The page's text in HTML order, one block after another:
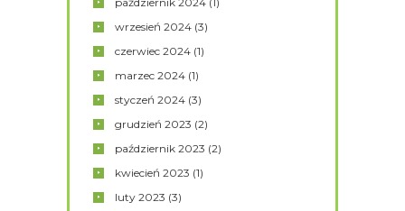
wrzesień2024 (3)
czerwiec2024 (1)
marzec2024 (1)
styczeń2024 (3)
grudzień2023 (2)
październik2023 (2)
kwiecień2023 (1)
luty2023 (3)